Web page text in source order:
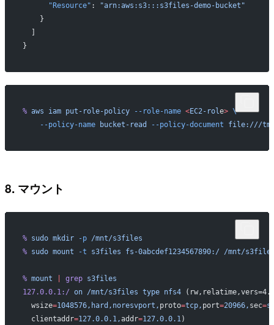
      "Resource"
:
"arn:aws:s3:::s3files-demo-bucket"
    }
}
% aws iam put-role-policy --role-name <EC2-role> \
    --policy-name
bucket-read --policy-document file:///
8. マウント
% sudo mkdir -p /mnt/s3files
% sudo mount -t s3files fs-0abcdef1234567890:/ /mnt/
% mount grep s3files
127.0.0.1:/ on /mnt/s3files type nfs4
  wsize
=1048576,hard,noresvport, proto=tcp, port=20966, sec=
  clientaddr
=127.0.0.1,addr=127.0.0.1)